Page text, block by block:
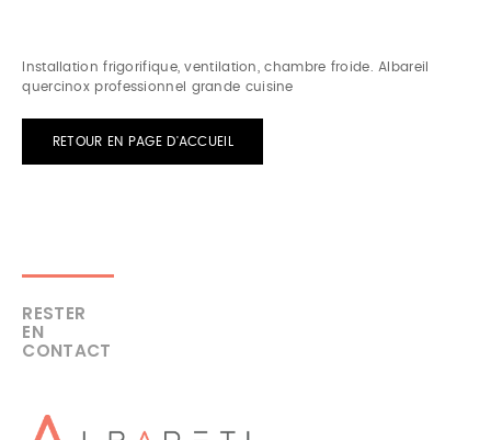
Installation frigorifique, ventilation, chambre froide. Albareil
quercinox professionnel grande cuisine
RETOUR EN PAGE D'ACCUEIL
RESTER
EN
CONTACT